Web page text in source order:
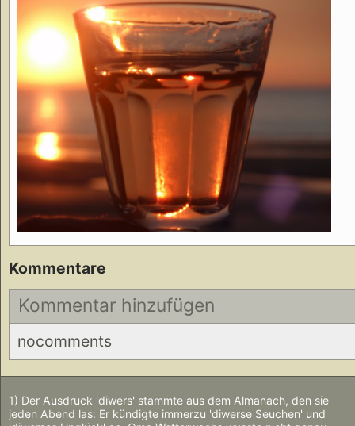
Kommentare
Kommentar hinzufügen
nocomments
1) Der Ausdruck 'diwers' stammte aus dem Almanach, den sie
jeden Abend las: Er kündigte immerzu 'diwerse Seuchen' und